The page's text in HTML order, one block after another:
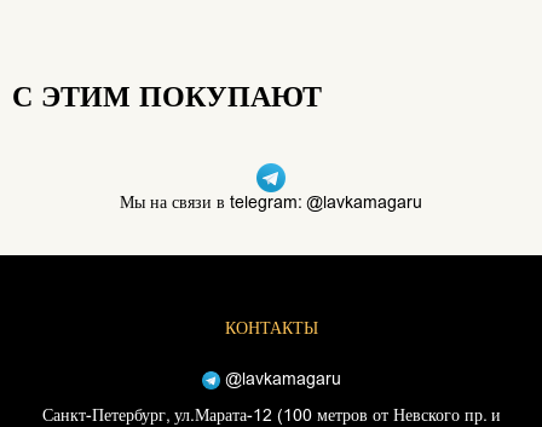
С ЭТИМ ПОКУПАЮТ
Мы на связи в telegram: @lavkamagaru
КОНТАКТЫ
@lavkamagaru
Санкт-Петербург, ул.Марата-12 (100 метров от Невского пр. и